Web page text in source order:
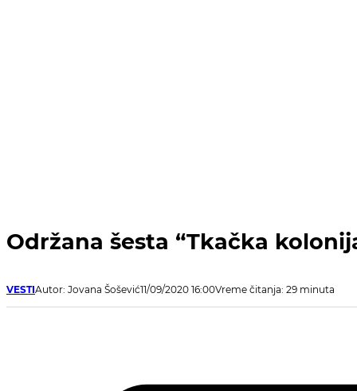
Održana šesta “Tkačka
VESTIAutor: Jovana Šošević11/09/2020 16:00Vreme čitanja: 29 minuta